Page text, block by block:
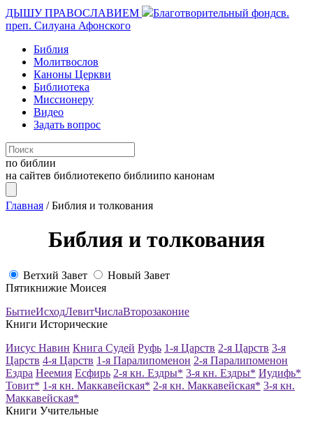
ДЫШУ ПРАВОСЛАВИЕМ Благотворительный фондсв.
преп. Силуана Афонского
Библия
Молитвослов
Каноны Церкви
Библиотека
Миссионеру
Видео
Задать вопрос
по библии
на сайтев библиотекепо библиипо канонам
Главная /Библия и толкования
Библия и толкования
Ветхий Завет
Новый Завет
Пятикнижие Моисея
БытиеИсходЛевитЧислаВторозаконие
Книги Исторические
Иисус Навин Книга Судей Руфь 1-я Царств 2-я Царств 3-я
Царств 4-я Царств 1-я Паралипоменон 2-я Паралипоменон
Ездра Неемия Есфирь 2-я кн. Ездры* 3-я кн. Ездры* Иудифь*
Товит* 1-я кн. Маккавейская* 2-я кн. Маккавейская* 3-я кн.
Маккавейская*
Книги Учительные